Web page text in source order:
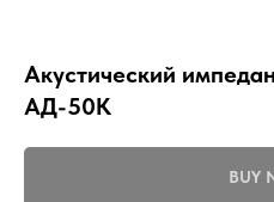
Акустический
АД-50К
BUY